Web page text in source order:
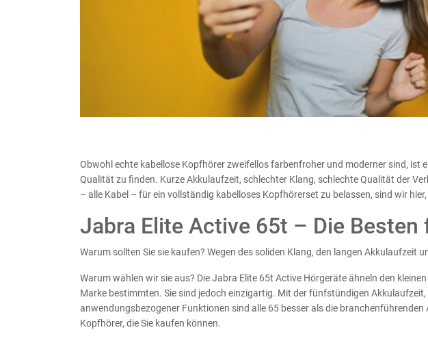
Obwohl echte kabellose Kopfhörer zweifellos farbenfroher und moderner sind, ist
Qualität zu finden. Kurze Akkulaufzeit, schlechter Klang, schlechte Qualität der
– alle Kabel – für ein vollständig kabelloses Kopfhörerset zu belassen, sind wir
Jabra Elite Active 65t – Die Besten
Warum sollten Sie sie kaufen? Wegen des soliden Klang, den langen Akkulaufzeit
Warum wählen wir sie aus? Die Jabra Elite 65t Active Hörgeräte ähneln den
Marke bestimmten. Sie sind jedoch einzigartig. Mit der fünfstündigen
anwendungsbezogener Funktionen sind alle 65 besser als die branchenführenden
Kopfhörer, die Sie kaufen können.